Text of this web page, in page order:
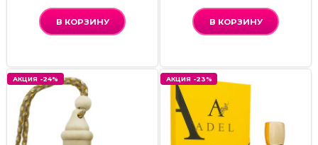
В КОРЗИНУ В КОРЗИНУ
АКЦИЯ -24% АКЦИЯ -23%